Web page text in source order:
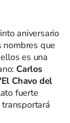
aniversario
nombres que
es una
Carlos
Chavo del
fuerte